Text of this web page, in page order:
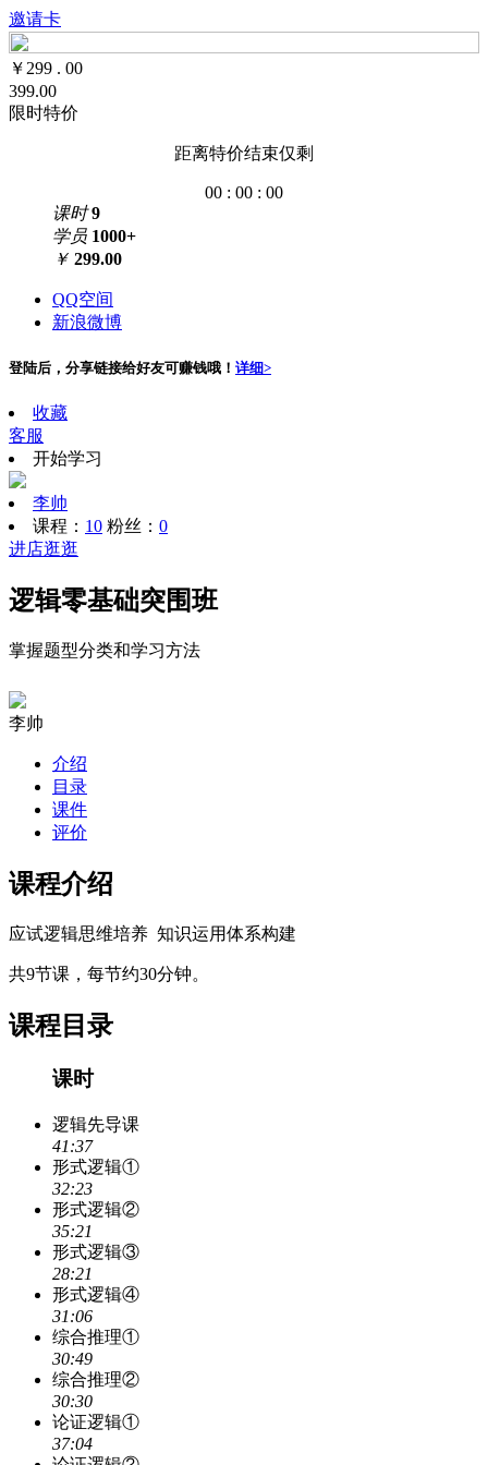
邀请卡
￥ 299 . 00
399.00
限时特价
距离特价结束仅剩
00 : 00 : 00
课时 9
学员 1000+
￥ 299.00
QQ空间
新浪微博
登陆后，分享链接给好友可赚钱哦！ 详细>
收藏
客服
开始学习
李帅
课程： 10 粉丝： 0
进店逛逛
逻辑零基础突围班
掌握题型分类和学习方法
李帅
介绍
目录
课件
评价
课程介绍
应试逻辑思维培养 知识运用体系构建
共9节课，每节约30分钟。
课程目录
课时
逻辑先导课
41:37
形式逻辑①
32:23
形式逻辑②
35:21
形式逻辑③
28:21
形式逻辑④
31:06
综合推理①
30:49
综合推理②
30:30
论证逻辑①
37:04